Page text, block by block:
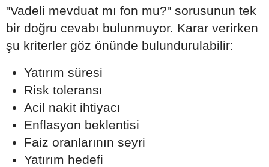
"Vadeli mevduat mı fon mu?" sorusunun tek
bir doğru cevabı bulunmuyor. Karar verirken
şu kriterler göz önünde bulundurulabilir:
Yatırım süresi
Risk toleransı
Acil nakit ihtiyacı
Enflasyon beklentisi
Faiz oranlarının seyri
Yatırım hedefi